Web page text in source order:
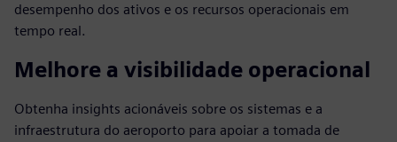
desempenho dos ativos e os recursos operacionais em
tempo real.
Melhore a visibilidade operacional
Obtenha insights acionáveis sobre os sistemas e a
infraestrutura do aeroporto para apoiar a tomada de